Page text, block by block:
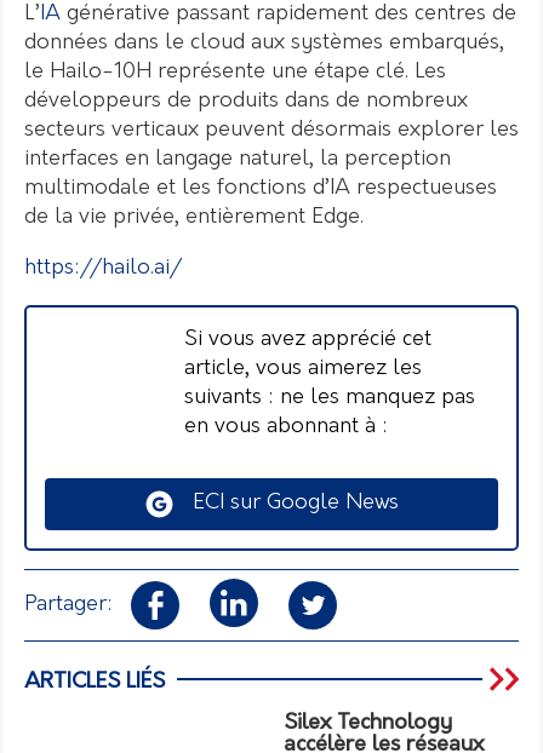
L’ IA générative passant rapidement des centres de
données dans le cloud aux systèmes embarqués,
le Hailo-10H représente une étape clé. Les
développeurs de produits dans de nombreux
secteurs verticaux peuvent désormais explorer les
interfaces en langage naturel, la perception
multimodale et les fonctions d’IA respectueuses
de la vie privée, entièrement Edge.
https://hailo.ai/
Si vous avez apprécié cet
article, vous aimerez les
suivants : ne les manquez pas
en vous abonnant à :
ECI sur Google News
Partager:
ARTICLES LIÉS
Silex Technology
accélère les réseaux